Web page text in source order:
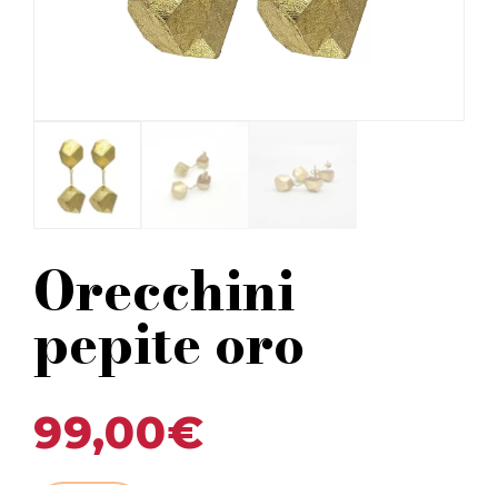
Orecchini
pepite oro
99,00€